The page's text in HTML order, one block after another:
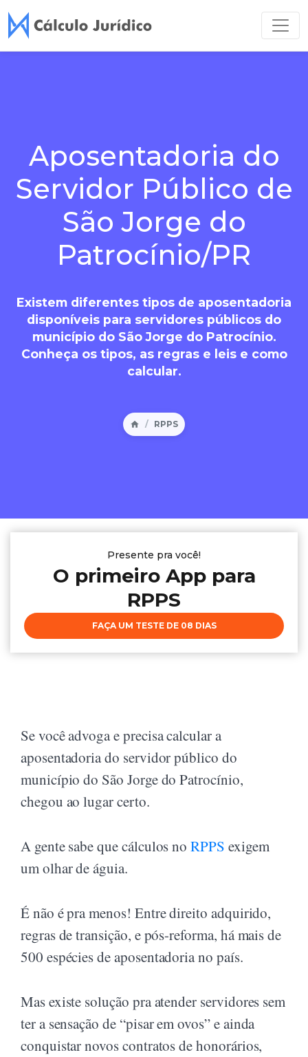
Aposentadoria do
Servidor Público de
São Jorge do
Patrocínio/PR
Existem diferentes tipos de aposentadoria
disponíveis para servidores públicos do
município do São Jorge do Patrocínio.
Conheça os tipos, as regras e leis e como
calcular.
RPPS
Presente pra você!
O primeiro App para
RPPS
FAÇA UM TESTE DE 08 DIAS
Se você advoga e precisa calcular a
aposentadoria do servidor público do
município do São Jorge do Patrocínio,
chegou ao lugar certo.
A gente sabe que cálculos noRPPS exigem
um olhar de águia.
É não é pra menos! Entre direito adquirido,
regras de transição, e pós-reforma, há mais de
500 espécies de aposentadoria no país.
Mas existe solução pra atender servidores sem
ter a sensação de “pisar em ovos” e ainda
conquistar novos contratos de honorários,